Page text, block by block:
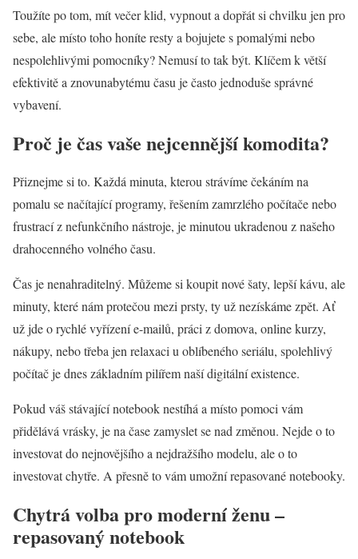
Toužíte po tom, mít večer klid, vypnout a dopřát si chvilku jen pro
sebe, ale místo toho honíte resty a bojujete s pomalými nebo
nespolehlivými pomocníky? Nemusí to tak být. Klíčem k větší
efektivitě a znovunabytému času je často jednoduše správné
vybavení.
Proč je čas vaše nejcennější komodita?
Přiznejme si to. Každá minuta, kterou strávíme čekáním na
pomalu se načítající programy, řešením zamrzlého počítače nebo
frustrací z nefunkčního nástroje, je minutou ukradenou z našeho
drahocenného volného času.
Čas je nenahraditelný. Můžeme si koupit nové šaty, lepší kávu, ale
minuty, které nám protečou mezi prsty, ty už nezískáme zpět. Ať
už jde o rychlé vyřízení e-mailů, práci z domova, online kurzy,
nákupy, nebo třeba jen relaxaci u oblíbeného seriálu, spolehlivý
počítač je dnes základním pilířem naší digitální existence.
Pokud váš stávající notebook nestíhá a místo pomoci vám
přidělává vrásky, je na čase zamyslet se nad změnou. Nejde o to
investovat do nejnovějšího a nejdražšího modelu, ale o to
investovat chytře. A přesně to vám umožní repasované notebooky.
Chytrá volba pro moderní ženu –
repasovaný notebook